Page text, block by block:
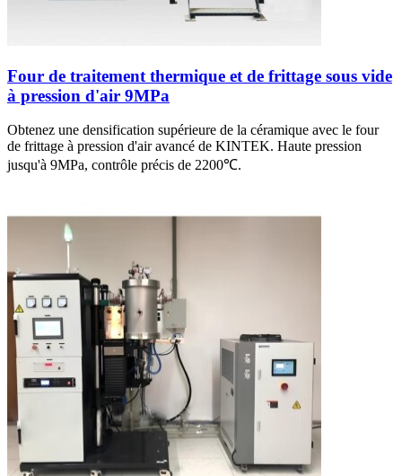
Four de traitement thermique et de frittage sous vide
à pression d'air 9MPa
Obtenez une densification supérieure de la céramique avec le four
de frittage à pression d'air avancé de KINTEK. Haute pression
jusqu'à 9MPa, contrôle précis de 2200℃.